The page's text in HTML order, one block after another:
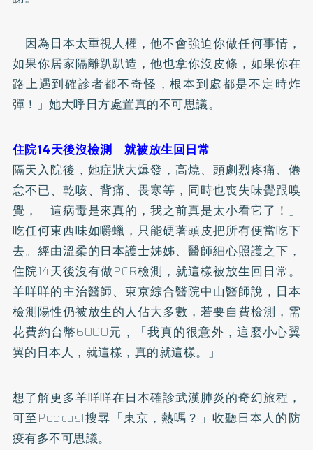
「因為日本太重視人權，他不會強迫你做任何事情，
如果你居家隔離趴趴造，他也拿你沒皮條，如果你在
路上遇到確診者都不奇怪，根本到處都是不定時炸
彈！」她大呼日方處置真的不可思議。
住院14天後沒檢測 就被放生回日常
隔天入院後，她症狀大爆發，高燒、頭劇烈疼痛、倦
怠不已、乾咳、背痛、畏寒等，同時也喪失味覺跟嗅
覺，「這病毒是來真的，我之前真是太小看它了！」
吃任何東西味如嚼蠟，只能硬著頭皮把所有便當吃下
去。經由溫柔的日本護士姊姊、醫師細心照護之下，
住院14天後沒有做PCR檢測，就這樣被放生回日常。
羊咩咩的主治醫師、東京綜合醫院中山醫師說，日本
檢測陽性仍被放生的人佔大多數，若要自費檢測，需
花費約台幣6000元，「我真的很意外，這麼小心翼
翼的日本人，就這樣，真的就這樣。」
想了解更多羊咩咩在日本確診武漢肺炎的奇幻旅程，
可至Podcast搜尋「東京，熱嗎？」收聽日本人的防
疫有多不可思議。